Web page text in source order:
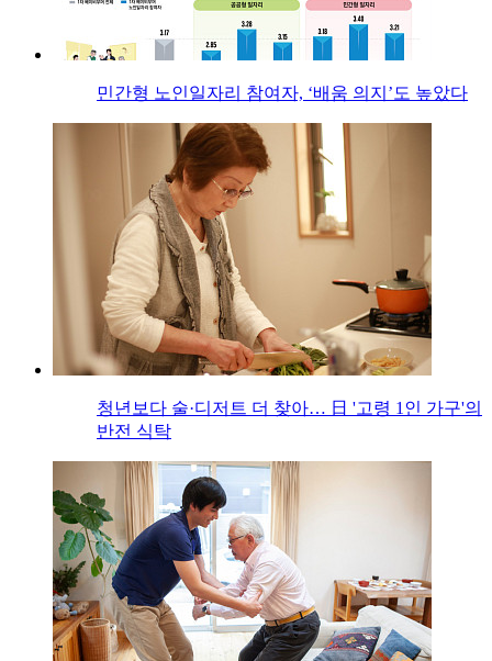
민간형 노인일자리 참여자, ‘배움 의지’도 높았다
청년보다 술·디저트 더 찾아… 日 '고령 1인 가구'의
반전 식탁